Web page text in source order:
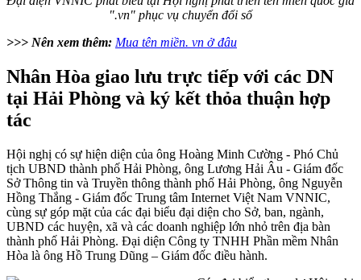
".vn" phục vụ chuyển đổi số
>>> Nên xem thêm: Mua tên miền. vn ở đâu
Nhân Hòa giao lưu trực tiếp với các DN
tại Hải Phòng và ký kết thỏa thuận hợp
tác
Hội nghị có sự hiện diện của ông Hoàng Minh Cường - Phó Chủ
tịch UBND thành phố Hải Phòng, ông Lương Hải Âu - Giám đốc
Sở Thông tin và Truyền thông thành phố Hải Phòng, ông Nguyễn
Hồng Thắng - Giám đốc Trung tâm Internet Việt Nam VNNIC,
cùng sự góp mặt của các đại biểu đại diện cho Sở, ban, ngành,
UBND các huyện, xã và các doanh nghiệp lớn nhỏ trên địa bàn
thành phố Hải Phòng. Đại diện Công ty TNHH Phần mềm Nhân
Hòa là ông Hồ Trung Dũng – Giám đốc điều hành.